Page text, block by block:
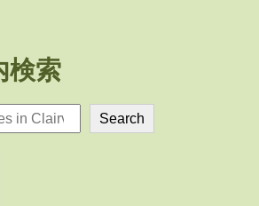
検索
Search